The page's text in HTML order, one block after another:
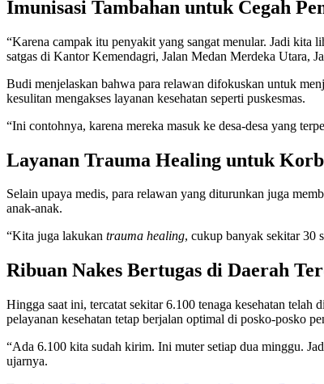
Imunisasi Tambahan untuk Cegah
“Karena campak itu penyakit yang sangat menular. Jadi
satgas di Kantor Kemendagri, Jalan Medan Merdeka Utara,
Budi menjelaskan bahwa para relawan difokuskan untuk
kesulitan mengakses layanan kesehatan seperti puskesmas.
“Ini contohnya, karena mereka masuk ke desa-desa yang
Layanan Trauma Healing untuk
Selain upaya medis, para relawan yang diturunkan juga
anak-anak.
“Kita juga lakukan trauma healing, cukup banyak sekitar 30
Ribuan Nakes Bertugas di Daerah
Hingga saat ini, tercatat sekitar 6.100 tenaga kesehatan
pelayanan kesehatan tetap berjalan optimal di posko-posko
“Ada 6.100 kita sudah kirim. Ini muter setiap dua minggu.
ujarnya.